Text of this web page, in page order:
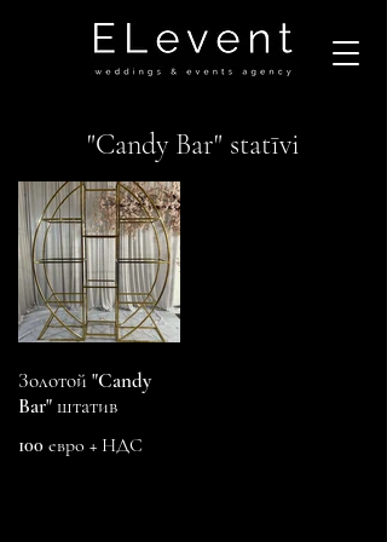
"Candy Bar" statīvi
Золотой "Candy
Bar" штатив
100 евро + НДС